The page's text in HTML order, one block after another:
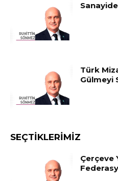
Türk
Gülmeyi
SEÇTIKLERIMIZ
Çerçeve